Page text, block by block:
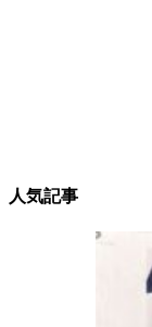
人気記事